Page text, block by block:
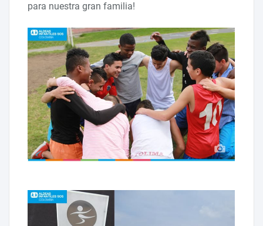
para nuestra gran familia!